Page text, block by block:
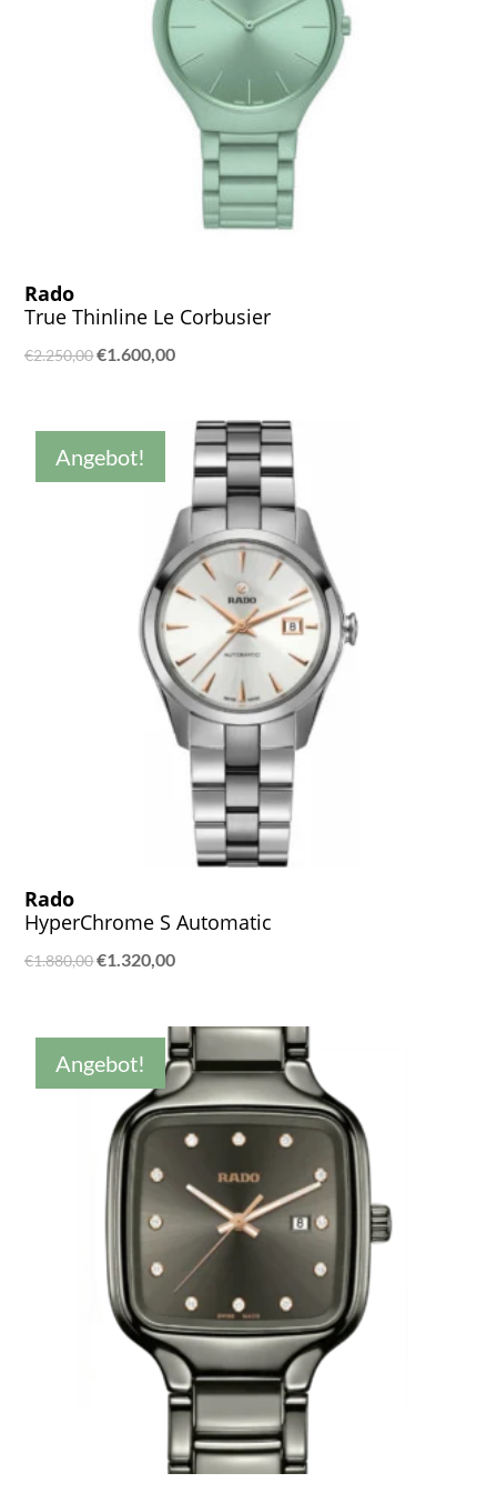
Rado
True Thinline Le Corbusier
€2.250,00Ursprünglicher
€1.600,00Aktueller
€1.600,00.
Angebot!
Rado
HyperChrome S Automatic
€1.880,00Ursprünglicher
€1.880,00
€1.320,00Aktueller
€1.320,00.
Angebot!